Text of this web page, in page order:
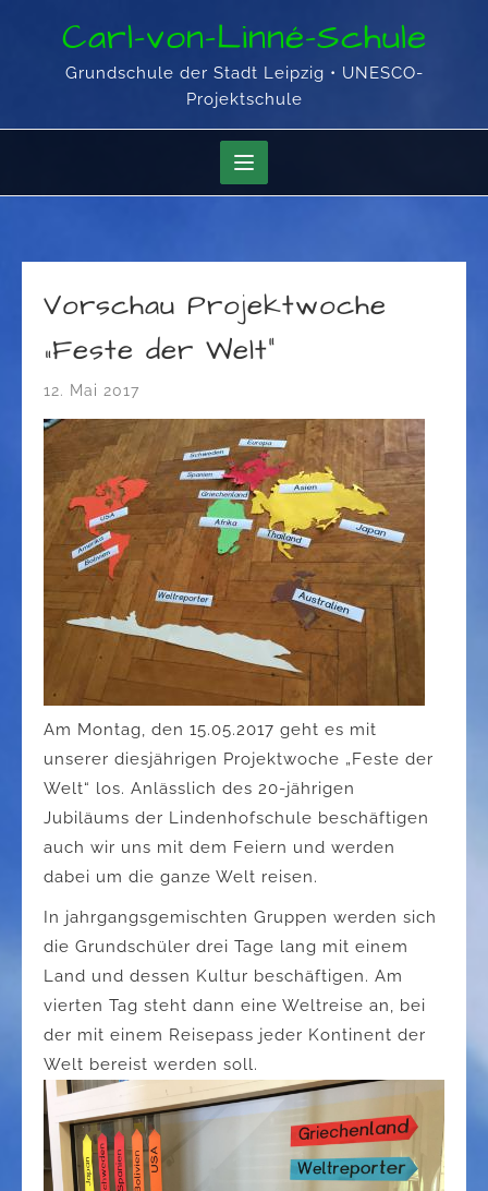
Carl-von-Linné-Schule
Grundschule der Stadt Leipzig • UNESCO-
Projektschule
Vorschau Projektwoche
„Feste der Welt“
12. Mai 2017
Am Montag, den 15.05.2017 geht es mit
unserer diesjährigen Projektwoche „Feste der
Welt“ los. Anlässlich des 20-jährigen
Jubiläums der Lindenhofschule beschäftigen
auch wir uns mit dem Feiern und werden
dabei um die ganze Welt reisen.
In jahrgangsgemischten Gruppen werden sich
die Grundschüler drei Tage lang mit einem
Land und dessen Kultur beschäftigen. Am
vierten Tag steht dann eine Weltreise an, bei
der mit einem Reisepass jeder Kontinent der
Welt bereist werden soll.